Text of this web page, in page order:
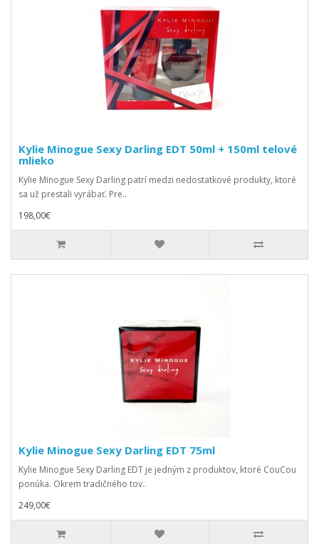
Kylie Minogue Sexy Darling EDT 50ml + 150ml telové
mlieko
Kylie Minogue Sexy Darling patrí medzi nedostatkové produkty, ktoré
sa už prestali vyrábať. Pre..
198,00€
Kylie Minogue Sexy Darling EDT 75ml
Kylie Minogue Sexy Darling EDT je jedným z produktov, ktoré CouCou
ponúka. Okrem tradičného tov..
249,00€